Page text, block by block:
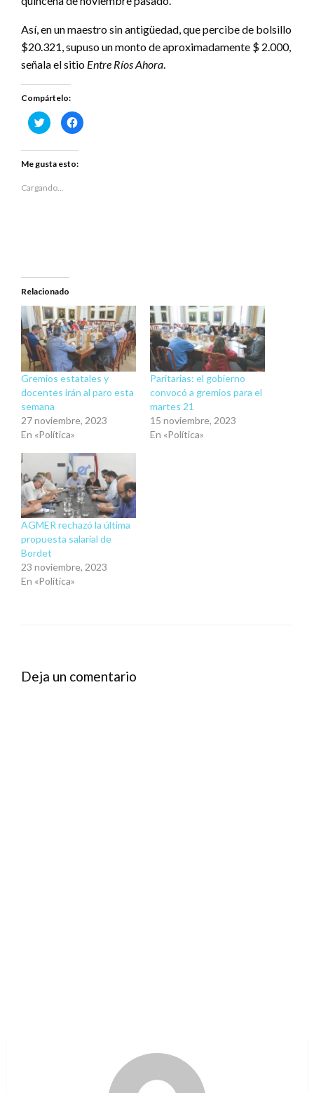
Así, en un maestro sin antigüedad, que percibe de bolsillo
$20.321, supuso un monto de aproximadamente $ 2.000,
señala el sitio Entre Ríos Ahora.
Compártelo:
Haz
clic
en
Twitter
(Se
en
Haz
clic
Me gusta esto:
Cargando...
Relacionado
Gremios estatales y
docentes irán al paro esta
semana
27 noviembre, 2023
En «Política»
Paritarias: el gobierno
convocó a gremios para el
martes 21
15 noviembre, 2023
En «Política»
AGMER rechazó la última
propuesta salarial de
Bordet
23 noviembre, 2023
En «Política»
Deja un comentario